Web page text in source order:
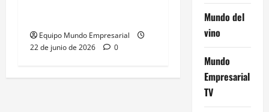
Equipo Mundo Empresarial
22 de junio de 2026
0
Mundo del
vino
Mundo
Empresarial
TV